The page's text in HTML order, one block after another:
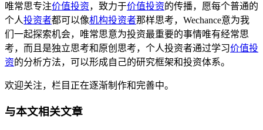
唯常思专注价值投资，致力于价值投资的传播，愿每个普通的
个人投资者都可以像机构投资者那样思考，Wechance意为我
们一起探索机会，唯常思意为投资最重要的事情唯有经常思
考，而且是独立思考和原创思考，个人投资者通过学习价值投
资的分析方法，可以形成自己的研究框架和投资体系。
欢迎关注，栏目正在逐渐制作和完善中。
与本文相关文章